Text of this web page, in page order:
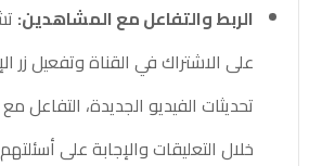
الربط والتفاعل مع المشاهدين:
على الاشتراك في القناة وتفعيل زر
تحديثات الفيديو الجديدة،
خلال التعليقات والإجابة على